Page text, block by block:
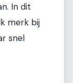
In dit
merk bij
snel